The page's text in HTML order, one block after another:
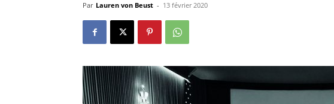
Par Lauren von Beust - 13 février 2020